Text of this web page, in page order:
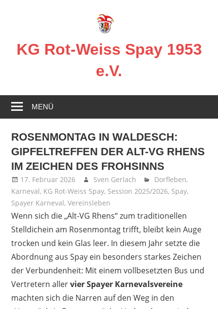
KG Rot-Weiss Spay 1953
e.V.
in
Spay!
MENÜ
ROSENMONTAG IN WALDESCH:
GIPFELTREFFEN DER ALT-VG RHENS
IM ZEICHEN DES FROHSINNS
17. Februar 2026 Sven Gerlach Dorfleben,
Karneval, KG Rot-Weiss Spay, Session 2025/2026, Spay,
Spayer Karneval, Vereinsleben
Wenn sich die „Alt-VG Rhens“ zum traditionellen
Stelldichein am Rosenmontag trifft, bleibt kein Auge
trocken und kein Glas leer. In diesem Jahr setzte die
Abordnung aus Spay ein besonders starkes Zeichen
der Verbundenheit: Mit einem vollbesetzten Bus und
Vertretern allervier Spayer Karnevalsvereine
machten sich die Narren auf den Weg in den